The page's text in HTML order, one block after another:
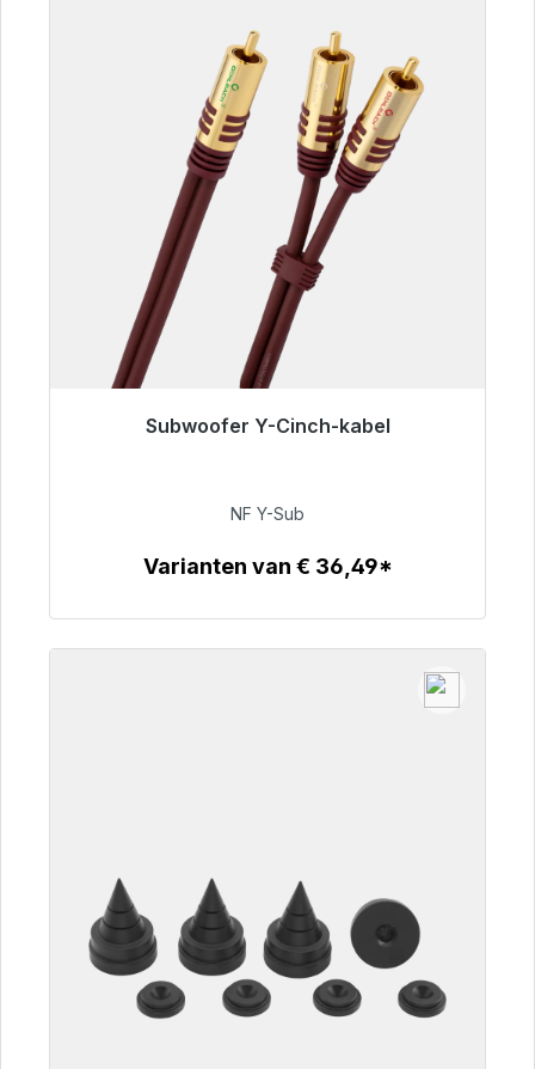
Subwoofer Y-Cinch-kabel
Klaar voor onmiddellijke verzending, levertijd
€ 50,99
NF Y-Sub
Varianten van € 36,49*